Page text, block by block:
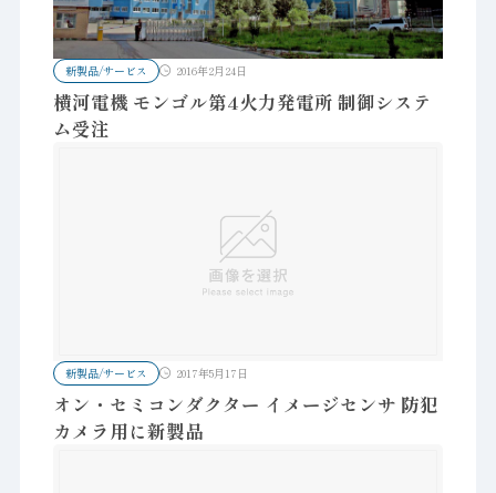
新製品/サービス 2016年2月24日
横河電機 モンゴル第4火力発電所 制御システ
ム受注
新製品/サービス 2017年5月17日
オン・セミコンダクター イメージセンサ 防犯
カメラ用に新製品